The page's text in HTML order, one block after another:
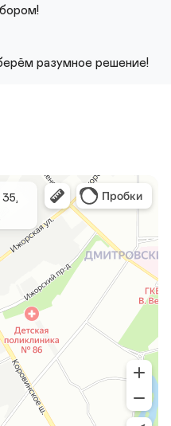
разумное решение!
35,